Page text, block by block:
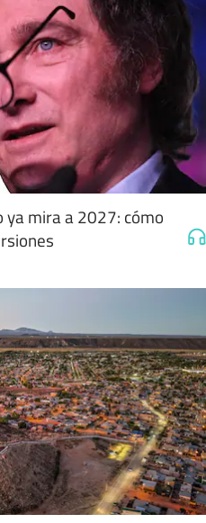
ya mira a 2027: cómo